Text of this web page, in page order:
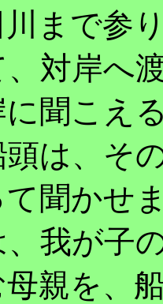
川まで参
、対岸へ
聞こえ
頭は、そ
聞かせ
、我が子
親を、